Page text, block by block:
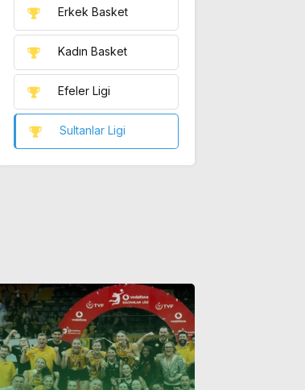
Erkek Basket
Kadın Basket
Efeler Ligi
Sultanlar Ligi